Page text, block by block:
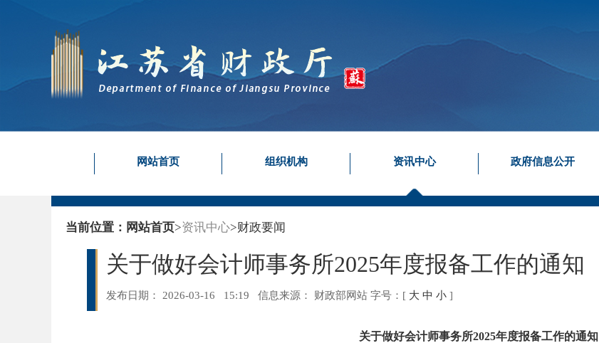
网站首页 组织机构 资讯中心 政府信息公开
当前位置： 网站首页>资讯中心>财政要闻
关于做好会计师事务所2025年度报备工作的通知
发布日期： 2026-03-16 15:19 信息来源： 财政部网站 字号： [ 大 中 小 ]
关于做好会计师事务所2025年度报备工作的通知